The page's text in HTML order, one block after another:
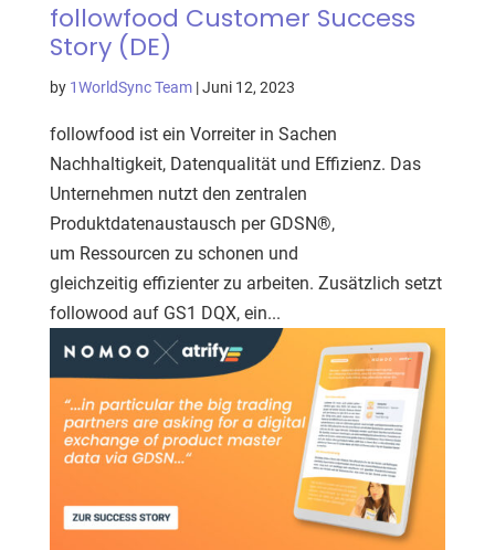
followfood Customer Success
Story (DE)
by 1WorldSync Team|Juni 12, 2023
followfood ist ein Vorreiter in Sachen
Nachhaltigkeit, Datenqualität und Effizienz. Das
Unternehmen nutzt den zentralen
Produktdatenaustausch per GDSN®,
um Ressourcen zu schonen und
gleichzeitig effizienter zu arbeiten. Zusätzlich setzt
followood auf GS1 DQX, ein...